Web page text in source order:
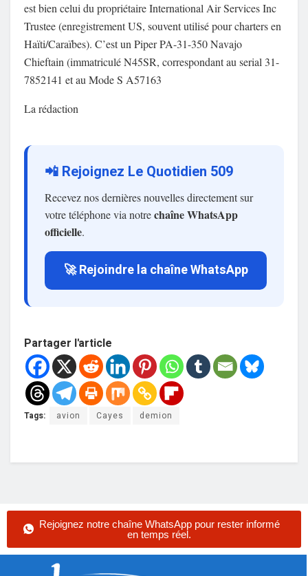
est bien celui du propriétaire International Air Services Inc
Trustee (enregistrement US, souvent utilisé pour charters en
Haïti/Caraïbes). C’est un Piper PA-31-350 Navajo
Chieftain (immatriculé N45SR, correspondant au serial 31-
7852141 et au Mode S A57163
La rédaction
📲 Rejoignez Le Quotidien 509
Recevez nos dernières nouvelles directement sur
votre téléphone via notrechaîne WhatsApp
officielle.
🚀 Rejoindre la chaîne WhatsApp
Partager l'article
Tags: avion Cayes demion
Rejoignez notre chaîne WhatsApp pour rester informé
en temps réel.